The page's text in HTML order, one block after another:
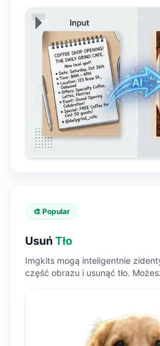
pobierz gotowe do druku
🎨 Popular
UsuńTło
Imgkits mogą inteligentnie
część obrazu i usunąć tło.